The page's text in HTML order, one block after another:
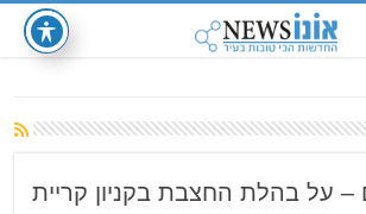
– על בהלת החצבת בקניון קריית